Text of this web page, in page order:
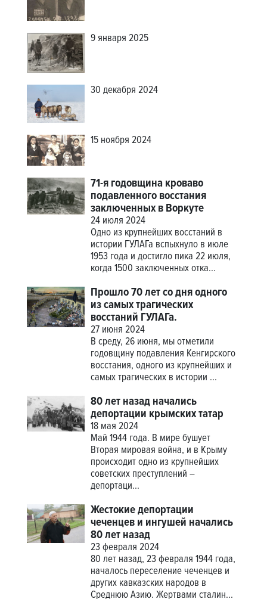
9 января 2025
30 декабря 2024
15 ноября 2024
71-я годовщина кроваво
подавленного восстания
заключенных в Воркуте
24 июля 2024
Одно из крупнейших восстаний в
истории ГУЛАГа вспыхнуло в июле
1953 года и достигло пика 22 июля,
когда 1500 заключенных отка...
Прошло 70 лет со дня одного
из самых трагических
восстаний ГУЛАГа.
27 июня 2024
В среду, 26 июня, мы отметили
годовщину подавления Кенгирского
восстания, одного из крупнейших и
самых трагических в истории ...
80 лет назад начались
депортации крымских татар
18 мая 2024
Май 1944 года. В мире бушует
Вторая мировая война, и в Крыму
происходит одно из крупнейших
советских преступлений –
депортаци...
Жестокие депортации
чеченцев и ингушей начались
80 лет назад
23 февраля 2024
80 лет назад, 23 февраля 1944 года,
началось переселение чеченцев и
других кавказских народов в
Среднюю Азию. Жертвами сталин...